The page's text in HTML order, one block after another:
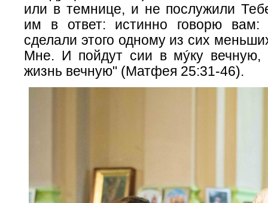
или в темнице, и не послужили
им в ответ: истинно говорю
сделали этого одному из сих
Мне. И пойдут сии в мýку вечную,
жизнь вечную" (Матфея 25:31-46).